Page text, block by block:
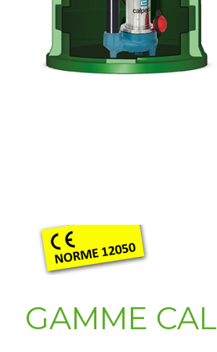
GAMME